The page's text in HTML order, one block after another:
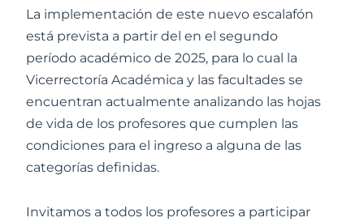
La implementación de este nuevo escalafón
está prevista a partir del en el segundo
período académico de 2025, para lo cual la
Vicerrectoría Académica y las facultades se
encuentran actualmente analizando las hojas
de vida de los profesores que cumplen las
condiciones para el ingreso a alguna de las
categorías definidas.
Invitamos a todos los profesores a participar